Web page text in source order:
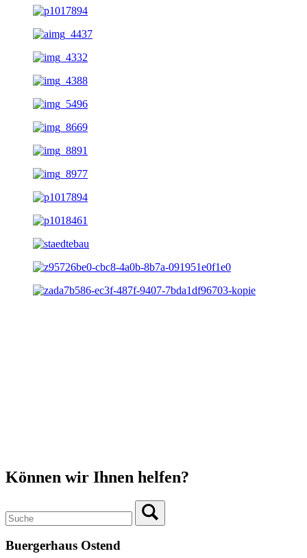
Können wir Ihnen helfen?
Buergerhaus Ostend